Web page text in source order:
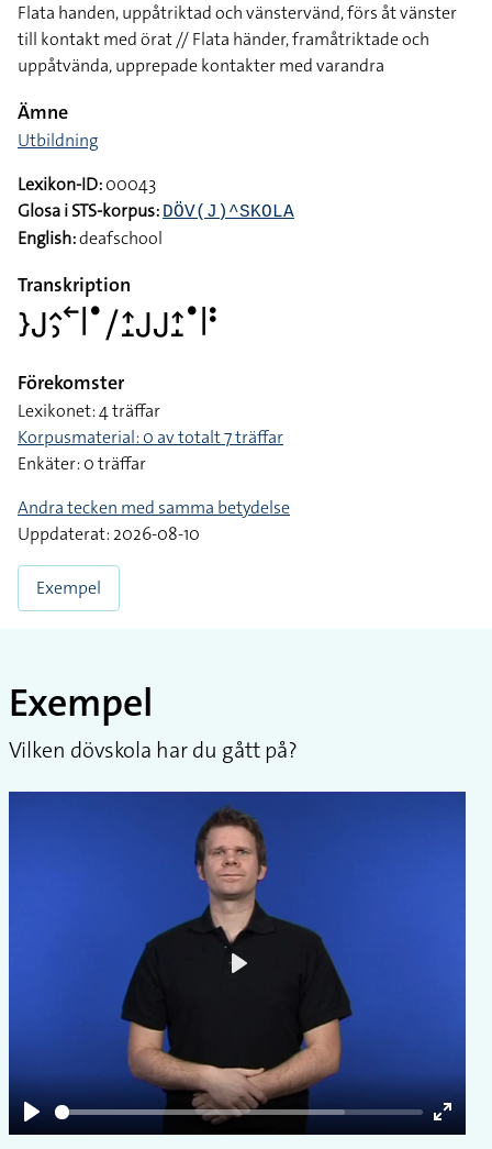
Flata handen, uppåtriktad och vänstervänd, förs åt vänster
till kontakt med örat // Flata händer, framåtriktade och
uppåtvända, upprepade kontakter med varandra
Ämne
Utbildning
Lexikon-ID:00043
Glosa i STS-korpus: DÖV(J)^SKOLA
English:deafschool
Transkription
􌤇􌤢􌤵􌤶􌥢􌥼􌤟􌥠􌤴􌤸􌤢􌤢􌤴􌤸􌤟􌥼􌥻
Förekomster
Lexikonet: 4 träffar
Korpusmaterial: 0 av totalt 7 träffar
Enkäter: 0 träffar
Andra tecken med samma betydelse
Uppdaterat: 2026-08-10
Exempel
Exempel
Vilken dövskola har du gått på?
Play
Enter